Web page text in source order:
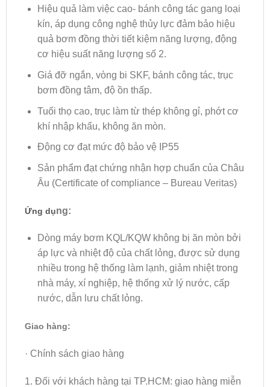
Hiệu quả làm việc cao- bánh công tác gang loại
kín, áp dụng công nghệ thủy lực đảm bảo hiệu
quả bơm đồng thời tiết kiệm năng lượng, động
cơ hiệu suất năng lượng số 2.
Giá đỡ ngắn, vòng bi SKF, bánh công tác, trục
bơm đồng tâm, độ ồn thấp.
Tuổi thọ cao, trục làm từ thép không gỉ, phớt cơ
khí nhập khẩu, không ăn mòn.
Động cơ đạt mức độ bảo vệ IP55
Sản phẩm đạt chứng nhận hợp chuẩn của Châu
Âu (Certificate of compliance – Bureau Veritas)
Ứng dụng:
Dòng máy bơm KQL/KQW không bị ăn mòn bởi
áp lực và nhiệt độ của chất lỏng, được sử dụng
nhiều trong hệ thống làm lạnh, giảm nhiệt trong
nhà máy, xí nghiệp, hệ thống xử lý nước, cấp
nước, dẫn lưu chất lỏng.
Giao hàng:
· Chính sách giao hàng
1. Đối với khách hàng tại TP.HCM: giao hàng miễn